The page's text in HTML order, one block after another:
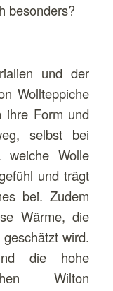
besonders?
und der
Wollteppiche
ihre Form und
selbst bei
weiche Wolle
und trägt
bei. Zudem
Wärme, die
wird.
die hohe
Wilton